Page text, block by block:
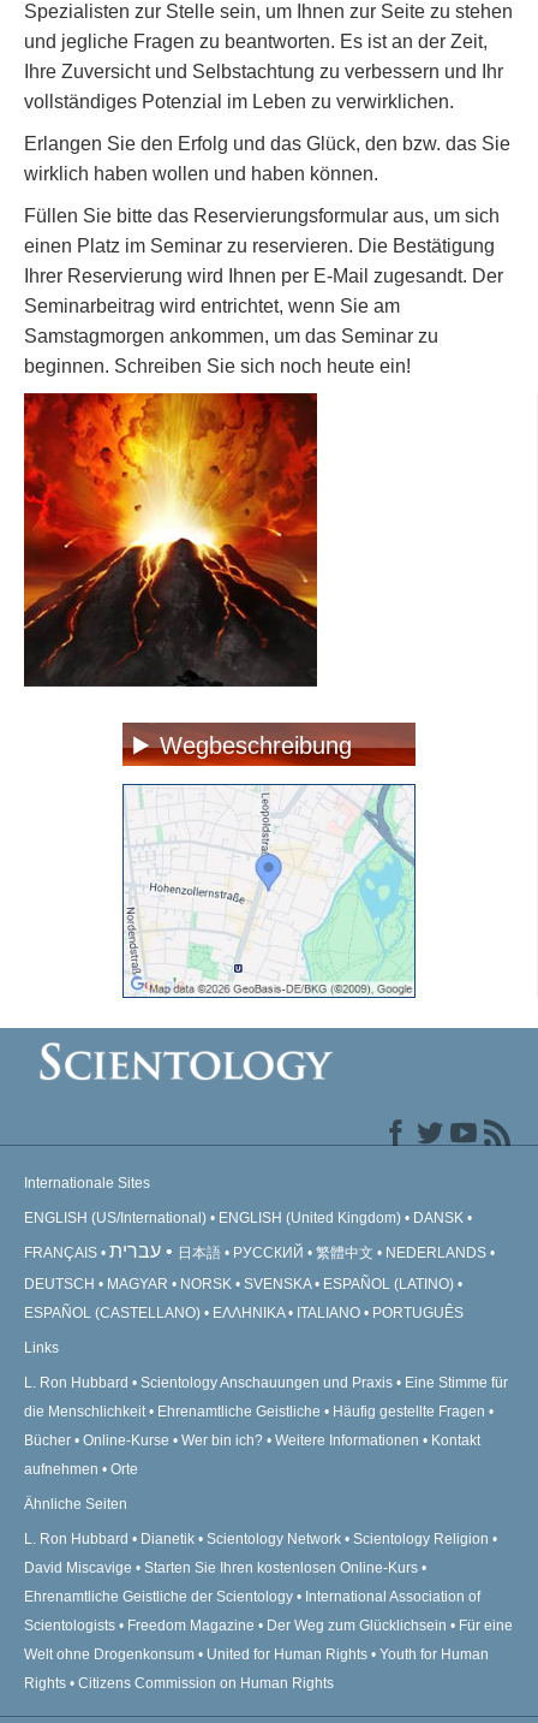
Spezialisten zur Stelle sein, um Ihnen zur Seite zu stehen
und jegliche Fragen zu beantworten. Es ist an der Zeit,
Ihre Zuversicht und Selbstachtung zu verbessern und Ihr
vollständiges Potenzial im Leben zu verwirklichen.
Erlangen Sie den Erfolg und das Glück, den bzw. das Sie
wirklich haben wollen und haben können.
Füllen Sie bitte das Reservierungsformular aus, um sich
einen Platz im Seminar zu reservieren. Die Bestätigung
Ihrer Reservierung wird Ihnen per E-Mail zugesandt. Der
Seminarbeitrag wird entrichtet, wenn Sie am
Samstagmorgen ankommen, um das Seminar zu
beginnen. Schreiben Sie sich noch heute ein!
Wegbeschreibung
Internationale Sites
ENGLISH (US/International) ENGLISH (United Kingdom) DANSK
FRANÇAIS עברית 日本語 РУССКИЙ 繁體中文
NEDERLANDS
DEUTSCH
MAGYAR NORSK SVENSKA
ESPAÑOL (LATINO)
ESPAÑOL (CASTELLANO)
ΕΛΛΗΝΙΚA ITALIANO PORTUGUÊS
Links
L. Ron Hubbard Scientology Anschauungen und Praxis
Eine Stimme für
die Menschlichkeit
Ehrenamtliche Geistliche
Häufig gestellte Fragen
Bücher
Online-Kurse Wer bin ich? Weitere Informationen
Kontakt
aufnehmen
Orte
Ähnliche Seiten
L. Ron Hubbard Dianetik Scientology Network
Scientology Religion
David Miscavige
Starten Sie Ihren kostenlosen Online-Kurs
Ehrenamtliche Geistliche der Scientology
International Association of
Scientologists
Freedom Magazine Der Weg zum Glücklichsein
Für eine
Welt ohne Drogenkonsum
United for Human Rights
Youth for Human
Rights
Citizens Commission on Human Rights